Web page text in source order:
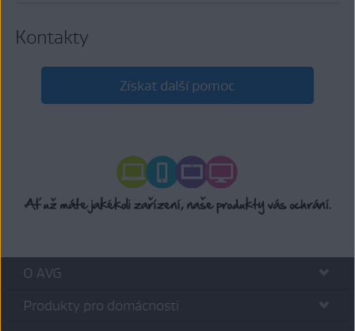
Kontakty
Získat další pomoc
O AVG
Produkty pro domácnosti